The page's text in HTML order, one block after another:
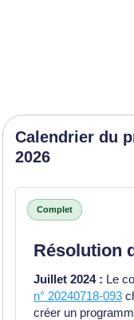
Calendrier du
2026
Calendrier du
Complet
Résolution
Juillet 2024 : Le
n° 20240718-093
créer un